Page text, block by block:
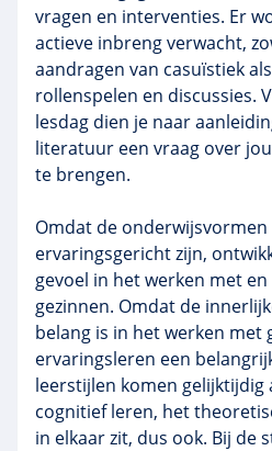
vragen en interventies. Er
actieve inbreng verwacht,
aandragen van casuïstiek
rollenspelen en discussies.
lesdag dien je naar
literatuur een vraag over
te brengen.
Omdat de onderwijsvormen
ervaringsgerichtzijn,
gevoel in het werken met
gezinnen. Omdat de
belang is in het werken met
ervaringsleren een
leerstijlen komen gelijktijdig
cognitief leren, het
in elkaar zit, dus ook. Bij de